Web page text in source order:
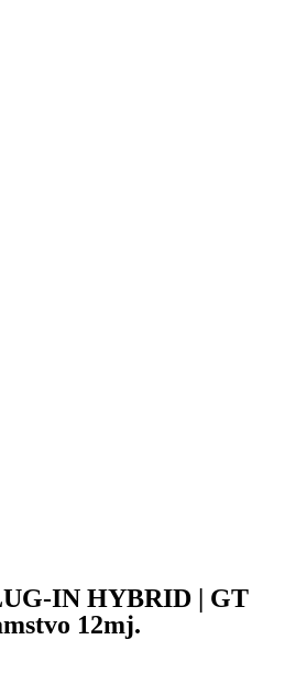
IN HYBRID | GT
12mj.